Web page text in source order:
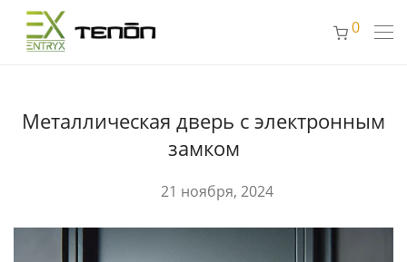
0
Металлическая дверь с электронным
замком
21 ноября, 2024